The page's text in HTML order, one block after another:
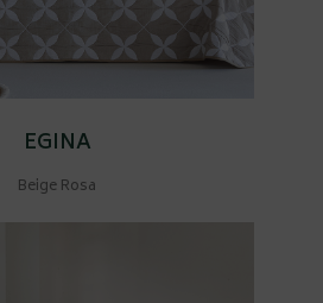
EGINA
Beige Rosa